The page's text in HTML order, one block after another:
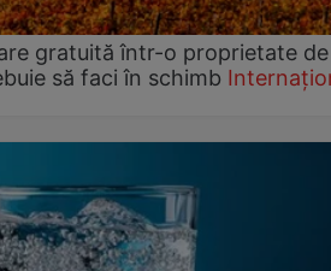
gratuită într-o proprietate
să faci în schimb